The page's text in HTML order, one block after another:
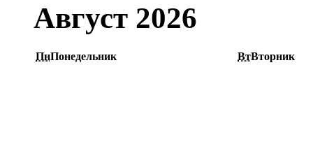
Август 2026
ПнПонедельник ВтВторник